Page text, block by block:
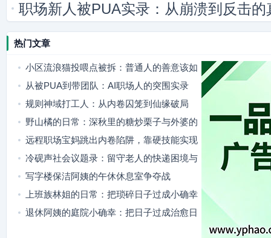
职场新人被PUA实录：从崩溃到反击的
热门文章
小区流浪猫投喂点被拆：普通人的善意该如
何安放
从被PUA到带团队：AI职场人的突围实录
规则神域打工人：从内卷囚笼到仙缘破局
野山橘的日常：深秋里的糖炒栗子与外婆的
竹篮
远程职场宝妈跳出内卷陷阱，靠硬技能实现
职场成长
冷砚声社会议题录：留守老人的快递困境与
破局之路
写字楼保洁阿姨的午休休息室争夺战
上班族林姐的日常：把琐碎日子过成小确幸
退休阿姨的庭院小确幸：把日子过成治愈日